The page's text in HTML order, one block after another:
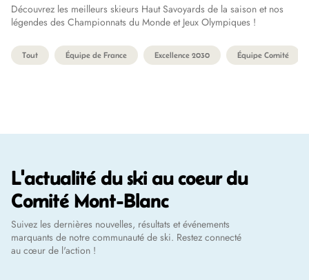
Découvrez les meilleurs skieurs Haut Savoyards de la saison et nos
légendes des Championnats du Monde et Jeux Olympiques !
Tout Équipe de France Excellence 2030 Équipe Comité
L'actualité du ski au coeur du
Comité Mont-Blanc
Suivez les dernières nouvelles, résultats et événements
marquants de notre communauté de ski. Restez connecté
au cœur de l'action !